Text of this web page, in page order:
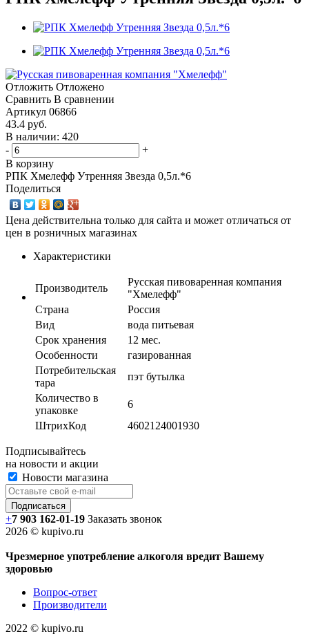
Отложить Отложено
Сравнить В сравнении
Артикул 06866
43.4 руб.
В наличии: 420
-
+
В корзину
РПК Хмелефф Утренняя Звезда 0,5л.*6
Поделиться
Цена действительна только для сайта и может отличаться от
цен в розничных магазинах
Характеристики
Производитель
Русская пивоваренная компания
"Хмелефф"
Страна
Россия
Вид
вода питьевая
Срок хранения
12 мес.
Особенности
газированная
Потребительская
тара
пэт бутылка
Количество в
упаковке
6
ШтрихКод
4602124001930
Подписывайтесь
на новости и акции
Новости магазина
+7 903 162-01-19 Заказать звонок
2026 © kupivo.ru
Чрезмерное употребление алкоголя вредит Вашему
здоровью
Вопрос-ответ
Производители
2022 ©️ kupivo.ru